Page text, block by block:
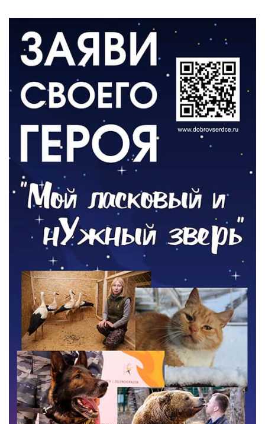
ВЛАСТЬ
«Второй старт» для ветеранов СВО
РАЗЪЯСНЯЕМ
Контракт с новой выплатой
05.08.2026